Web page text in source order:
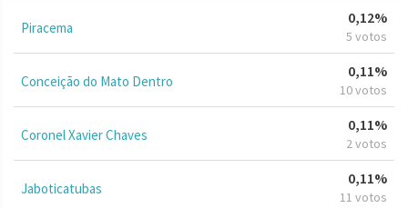
Piracema
0,12%
5 votos
Conceição do Mato Dentro
0,11%
10 votos
Coronel Xavier Chaves
0,11%
2 votos
Jaboticatubas
0,11%
11 votos